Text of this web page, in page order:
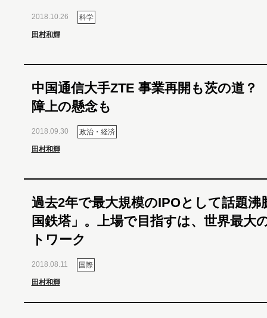
2018.10.26 科学
田村和輝
中国通信大手ZTE 事業再開も茨の道
障上の懸念も
2018.09.30 政治・経済
田村和輝
過去2年で最大規模のIPOとして話題沸
国鉄塔」。上場で目指すは、世界最大
トワーク
2018.08.11 国際
田村和輝